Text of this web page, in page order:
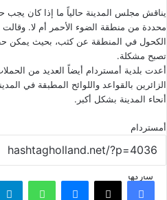
يناقش مجلس المدينة حالياً ما إذا كان
محددة من منطقة الضوء الأحمر أم لا. وقالت
الكحول في المنطقة عن كثب، بحيث يمكن
تصبح مشكلة.
أعدت بلدية أمستردام أيضاً العديد من
الزائرين بالقواعد واللوائح المطبقة في
أنحاء المدينة بشكل أكبر.
أمستردام
شاركهافيسبوك ‫X ماسنجر واتساب